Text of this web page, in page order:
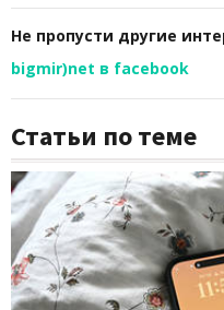
Не пропусти другие
bigmir)net в facebook
Статьи по теме